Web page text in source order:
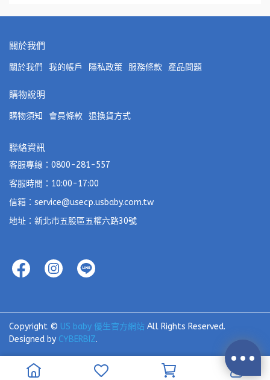
關於我們
關於我們 我的帳戶 隱私政策 服務條款 產品問題
購物說明
購物須知 會員條款 退換貨方式
聯絡資訊
客服專線：0800-281-557
客服時間：10:00-17:00
信箱：service@usecp.usbaby.com.tw
地址：新北市五股區五權六路30號
Copyright © US baby 優生官方網站 All Rights Reserved.
Designed by CYBERBIZ.